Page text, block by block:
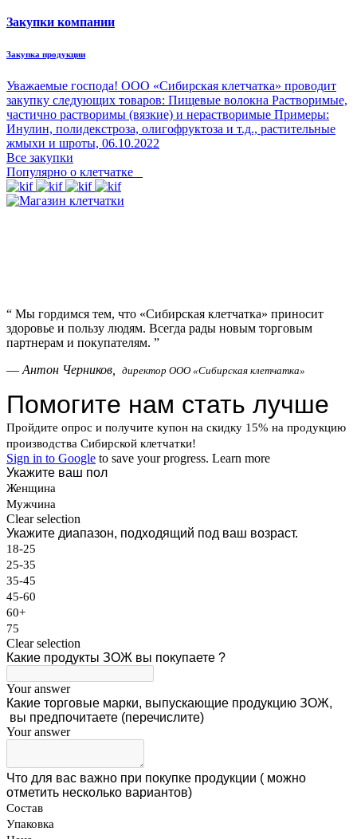
Закупки компании
Закупка продукции
Уважаемые господа! ООО «Сибирская клетчатка» проводит
закупку следующих товаров: Пищевые волокна Растворимые,
частично растворимы (вязкие) и нерастворимые Примеры:
Инулин, полидекстроза, олигофруктоза и т.д., растительные
жмыхи и шроты, 06.10.2022
Все закупки
Популярно о клетчатке
“ Мы гордимся тем, что «Сибирская клетчатка» приносит
здоровье и пользу людям. Всегда рады новым торговым
партнерам и покупателям. ”
— Антон Черников, директор ООО «Сибирская клетчатка»